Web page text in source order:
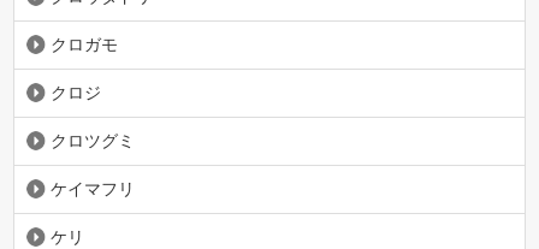
クロガモ
クロジ
クロツグミ
ケイマフリ
ケリ